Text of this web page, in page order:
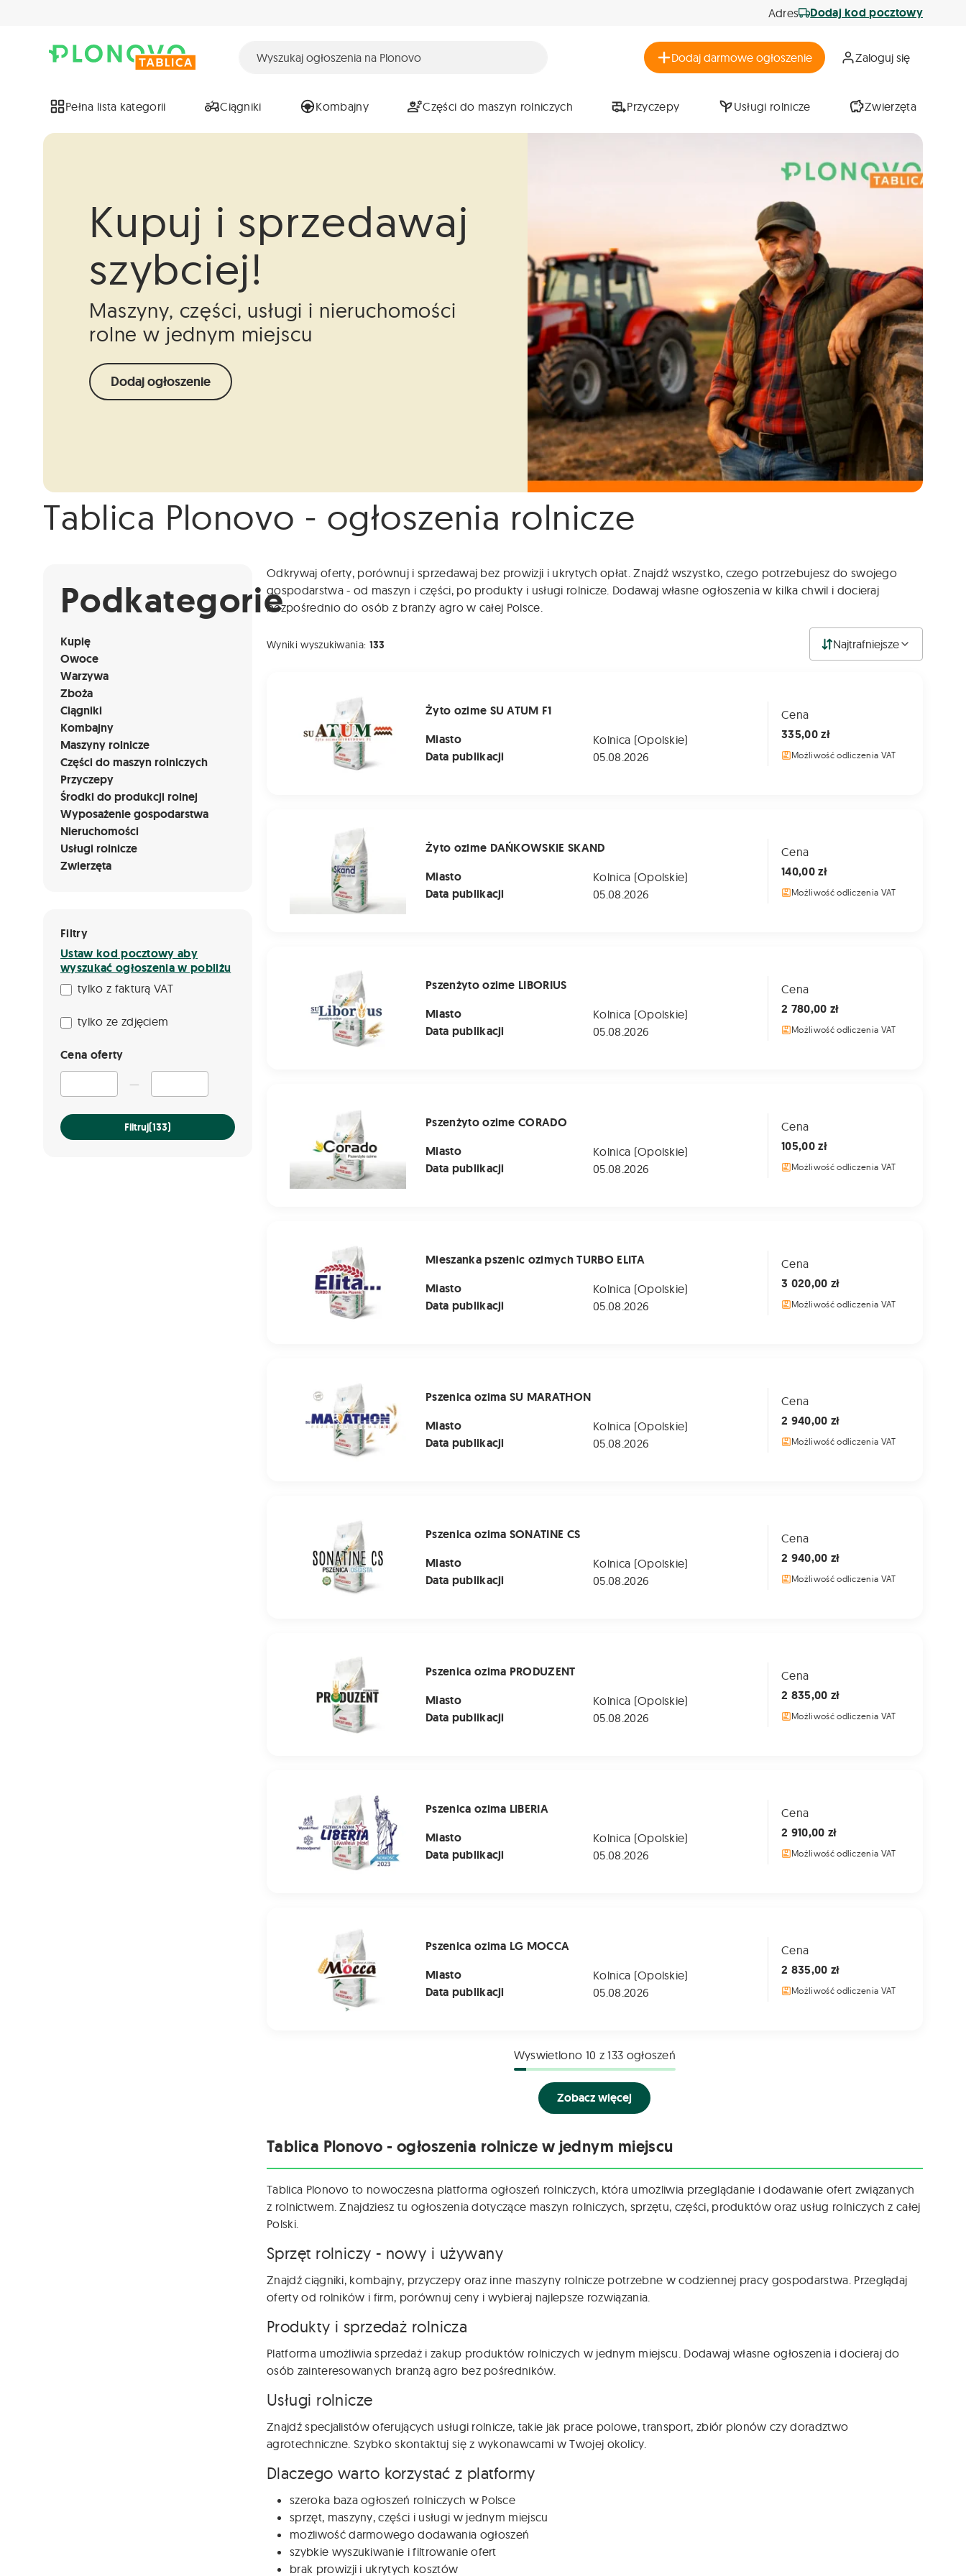
Adres Dodaj kod pocztowy
Dodaj darmowe ogłoszenie Zaloguj się
Pełna lista kategorii Ciągniki Kombajny Części do maszyn rolniczych Przyczepy Usługi rolnicze Zwierzęta
Kupuj i sprzedawaj
szybciej!
Maszyny, części, usługi i nieruchomości
rolne w jednym miejscu
Dodaj ogłoszenie
Info
Niestety ogłoszenie nie jest już dostępne.
Tablica Plonovo - ogłoszenia rolnicze
Podkategorie
Kupię
Owoce
Warzywa
Zboża
Ciągniki
Kombajny
Maszyny rolnicze
Części do maszyn rolniczych
Przyczepy
Środki do produkcji rolnej
Wyposażenie gospodarstwa
Nieruchomości
Usługi rolnicze
Zwierzęta
Filtry
Ustaw kod pocztowy aby
wyszukać ogłoszenia w pobliżu
tylko z fakturą VAT
tylko ze zdjęciem
Cena oferty
—
Filtruj(133)
Odkrywaj oferty, porównuj i sprzedawaj bez prowizji i ukrytych opłat. Znajdź wszystko, czego potrzebujesz do swojego
gospodarstwa - od maszyn i części, po produkty i usługi rolnicze. Dodawaj własne ogłoszenia w kilka chwil i docieraj
bezpośrednio do osób z branży agro w całej Polsce.
Wyniki wyszukiwania: 133 Najtrafniejsze
Żyto ozime SU ATUM F1
Miasto
Kolnica (Opolskie)
Data publikacji 05.08.2026
Cena
335,00 zł
Możliwość odliczenia VAT
Żyto ozime DAŃKOWSKIE SKAND
Miasto
Kolnica (Opolskie)
Data publikacji 05.08.2026
Cena
140,00 zł
Możliwość odliczenia VAT
Pszenżyto ozime LIBORIUS
Miasto
Kolnica (Opolskie)
Data publikacji 05.08.2026
Cena
2 780,00 zł
Możliwość odliczenia VAT
Pszenżyto ozime CORADO
Miasto
Kolnica (Opolskie)
Data publikacji 05.08.2026
Cena
105,00 zł
Możliwość odliczenia VAT
Mieszanka pszenic ozimych TURBO ELITA
Miasto
Kolnica (Opolskie)
Data publikacji 05.08.2026
Cena
3 020,00 zł
Możliwość odliczenia VAT
Pszenica ozima SU MARATHON
Miasto
Kolnica (Opolskie)
Data publikacji 05.08.2026
Cena
2 940,00 zł
Możliwość odliczenia VAT
Pszenica ozima SONATINE CS
Miasto
Kolnica (Opolskie)
Data publikacji 05.08.2026
Cena
2 940,00 zł
Możliwość odliczenia VAT
Pszenica ozima PRODUZENT
Miasto
Kolnica (Opolskie)
Data publikacji 05.08.2026
Cena
2 835,00 zł
Możliwość odliczenia VAT
Pszenica ozima LIBERIA
Miasto
Kolnica (Opolskie)
Data publikacji 05.08.2026
Cena
2 910,00 zł
Możliwość odliczenia VAT
Pszenica ozima LG MOCCA
Miasto
Kolnica (Opolskie)
Data publikacji 05.08.2026
Cena
2 835,00 zł
Możliwość odliczenia VAT
Wyswietlono 10 z 133 ogłoszeń
Zobacz więcej
Tablica Plonovo - ogłoszenia rolnicze w jednym miejscu
Tablica Plonovo to nowoczesna platforma ogłoszeń rolniczych, która umożliwia przeglądanie i dodawanie ofert związanych
z rolnictwem. Znajdziesz tu ogłoszenia dotyczące maszyn rolniczych, sprzętu, części, produktów oraz usług rolniczych z całej
Polski.
Sprzęt rolniczy - nowy i używany
Znajdź ciągniki, kombajny, przyczepy oraz inne maszyny rolnicze potrzebne w codziennej pracy gospodarstwa. Przeglądaj
oferty od rolników i firm, porównuj ceny i wybieraj najlepsze rozwiązania.
Produkty i sprzedaż rolnicza
Platforma umożliwia sprzedaż i zakup produktów rolniczych w jednym miejscu. Dodawaj własne ogłoszenia i docieraj do
osób zainteresowanych branżą agro bez pośredników.
Usługi rolnicze
Znajdź specjalistów oferujących usługi rolnicze, takie jak prace polowe, transport, zbiór plonów czy doradztwo
agrotechniczne. Szybko skontaktuj się z wykonawcami w Twojej okolicy.
Dlaczego warto korzystać z platformy
szeroka baza ogłoszeń rolniczych w Polsce
sprzęt, maszyny, części i usługi w jednym miejscu
możliwość darmowego dodawania ogłoszeń
szybkie wyszukiwanie i filtrowanie ofert
brak prowizji i ukrytych kosztów